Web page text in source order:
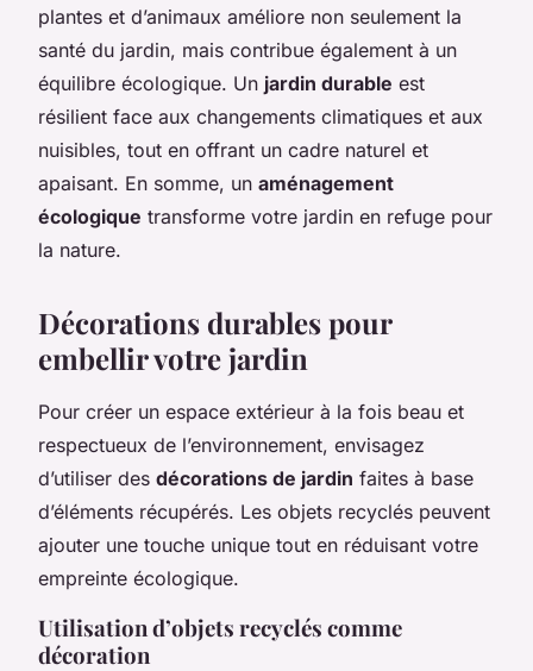
plantes et d’animaux améliore non seulement la
santé du jardin, mais contribue également à un
équilibre écologique. Un jardin durable est
résilient face aux changements climatiques et aux
nuisibles, tout en offrant un cadre naturel et
apaisant. En somme, un aménagement
écologique transforme votre jardin en refuge pour
la nature.
Décorations durables pour
embellir votre jardin
Pour créer un espace extérieur à la fois beau et
respectueux de l’environnement, envisagez
d’utiliser des décorations de jardin faites à base
d’éléments récupérés. Les objets recyclés peuvent
ajouter une touche unique tout en réduisant votre
empreinte écologique.
Utilisation d’objets recyclés comme
décoration